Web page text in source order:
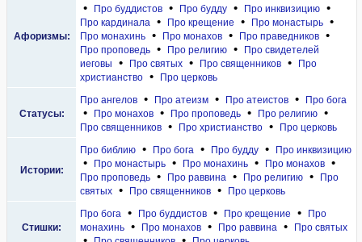
Афоризмы:
• Про буддистов • Про будду • Про инквизицию •
Про кардинала • Про крещение • Про монастырь •
Про монахинь • Про монахов • Про праведников •
Про проповедь • Про религию •
Про свидетелей
иеговы
• Про святых • Про священников •
Про
христианство • Про церковь
Статусы:
Про ангелов • Про атеизм • Про атеистов • Про бога
• Про монахов • Про проповедь • Про религию •
Про священников • Про христианство • Про церковь
Истории:
Про библию • Про бога • Про будду • Про инквизицию
• Про монастырь • Про монахинь • Про монахов •
Про проповедь • Про раввина • Про религию •
Про
святых • Про священников • Про церковь
Стишки:
Про бога • Про буддистов • Про крещение •
Про
монахинь • Про монахов • Про раввина • Про святых